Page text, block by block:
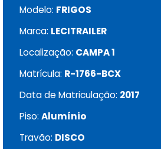
Modelo: FRIGOS
Marca: LECITRAILER
Localização: CAMPA 1
Matrícula: R-1766-BCX
Data de Matriculação: 2017
Piso: Alumínio
Travão: DISCO